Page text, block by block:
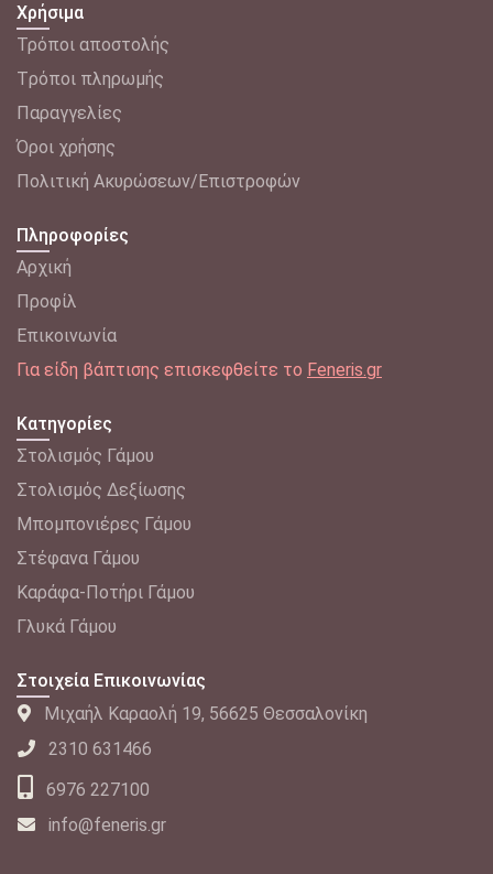
Χρήσιμα
Τρόποι αποστολής
Tρόποι πληρωμής
Παραγγελίες
Όροι χρήσης
Πολιτική Ακυρώσεων/Επιστροφών
Πληροφορίες
Αρχική
Προφίλ
Επικοινωνία
Για είδη βάπτισης επισκεφθείτε το Feneris.gr
Κατηγορίες
Στολισμός Γάμου
Στολισμός Δεξίωσης
Μπομπονιέρες Γάμου
Στέφανα Γάμου
Καράφα-Ποτήρι Γάμου
Γλυκά Γάμου
Στοιχεία Επικοινωνίας
Μιχαήλ Καραολή 19, 56625 Θεσσαλονίκη
2310 631466
6976 227100
info@feneris.gr